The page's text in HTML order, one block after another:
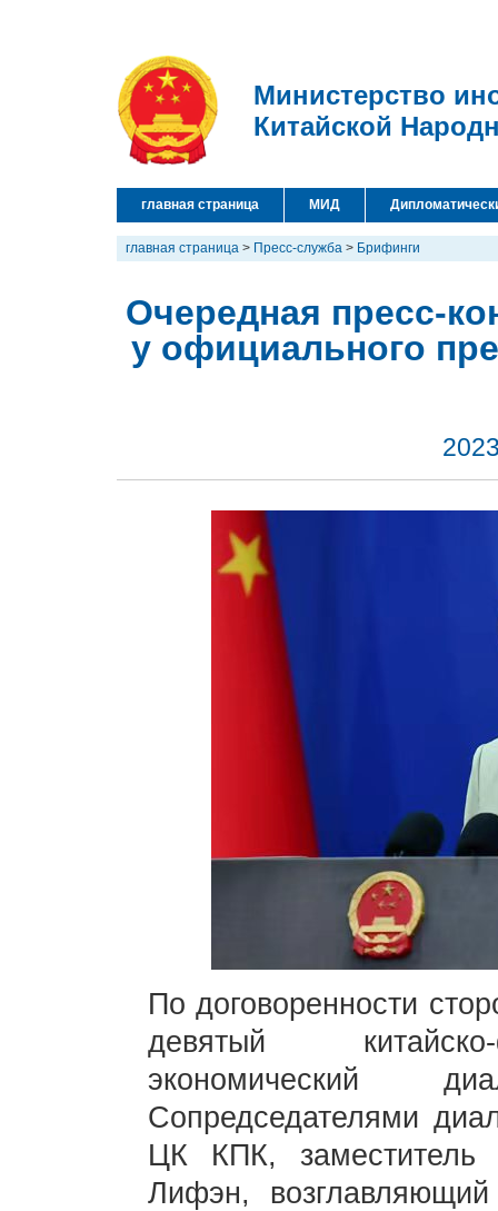
Министерство
Китайской
главная страница МИД
главная страница > Пресс-служба > Брифинги
Очередная пресс-
у официального
По договоренности
девятый
экономический
Сопредседателями
ЦК КПК, заместитель
Лифэн,